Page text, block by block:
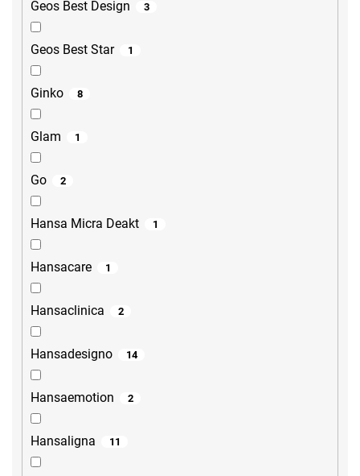
Geos Best Design 3
Geos Best Star 1
Ginko 8
Glam 1
Go 2
Hansa Micra Deakt 1
Hansacare 1
Hansaclinica 2
Hansadesigno 14
Hansaemotion 2
Hansaligna 11